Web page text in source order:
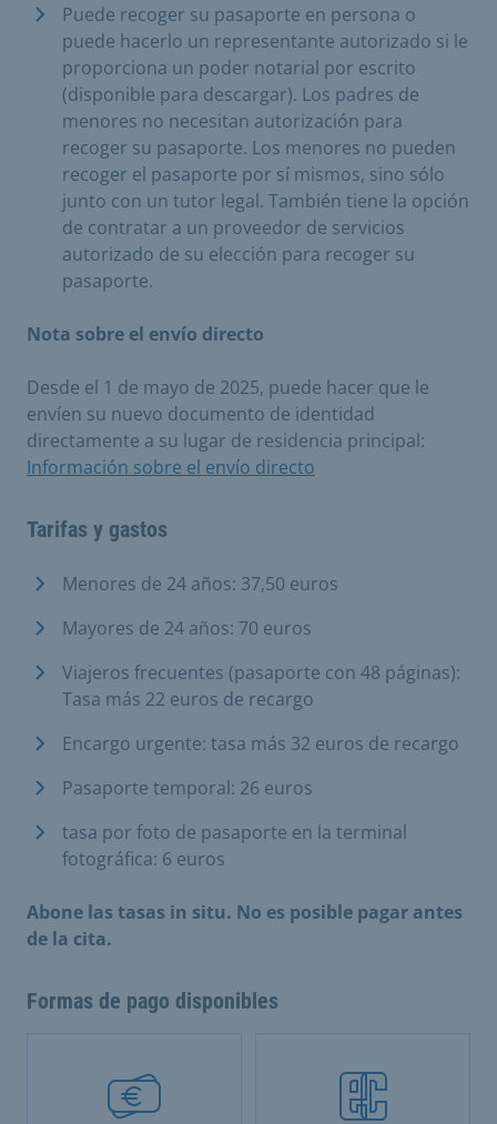
Puede recoger su pasaporte en persona o
puede hacerlo un representante autorizado si le
proporciona un poder notarial por escrito
(disponible para descargar). Los padres de
menores no necesitan autorización para
recoger su pasaporte. Los menores no pueden
recoger el pasaporte por sí mismos, sino sólo
junto con un tutor legal. También tiene la opción
de contratar a un proveedor de servicios
autorizado de su elección para recoger su
pasaporte.
Nota sobre el envío directo
Desde el 1 de mayo de 2025, puede hacer que le
envíen su nuevo documento de identidad
directamente a su lugar de residencia principal:
Información sobre el envío directo
Tarifas y gastos
Menores de 24 años: 37,50 euros
Mayores de 24 años: 70 euros
Viajeros frecuentes (pasaporte con 48 páginas):
Tasa más 22 euros de recargo
Encargo urgente: tasa más 32 euros de recargo
Pasaporte temporal: 26 euros
tasa por foto de pasaporte en la terminal
fotográfica: 6 euros
Abone las tasas in situ. No es posible pagar antes
de la cita.
Formas de pago disponibles